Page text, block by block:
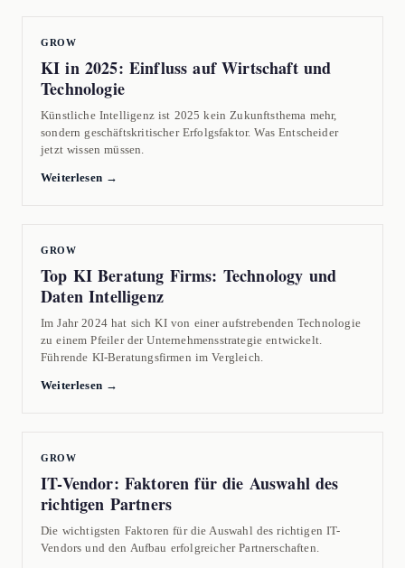
GROW
KI in 2025: Einfluss auf Wirtschaft und
Technologie
Künstliche Intelligenz ist 2025 kein Zukunftsthema mehr,
sondern geschäftskritischer Erfolgsfaktor. Was Entscheider
jetzt wissen müssen.
Weiterlesen →
GROW
Top KI Beratung Firms: Technology und
Daten Intelligenz
Im Jahr 2024 hat sich KI von einer aufstrebenden Technologie
zu einem Pfeiler der Unternehmensstrategie entwickelt.
Führende KI-Beratungsfirmen im Vergleich.
Weiterlesen →
GROW
IT-Vendor: Faktoren für die Auswahl des
richtigen Partners
Die wichtigsten Faktoren für die Auswahl des richtigen IT-
Vendors und den Aufbau erfolgreicher Partnerschaften.